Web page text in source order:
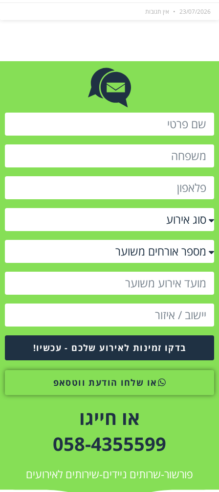
23/07/2026 אין תגובות
בדקו זמינות לאירוע שלכם - עכשיו!
או שלחו הודעת ווטסאפ
או חייגו
058-4355599
פורשור-שרותים ניידים-שירותים לאירועים